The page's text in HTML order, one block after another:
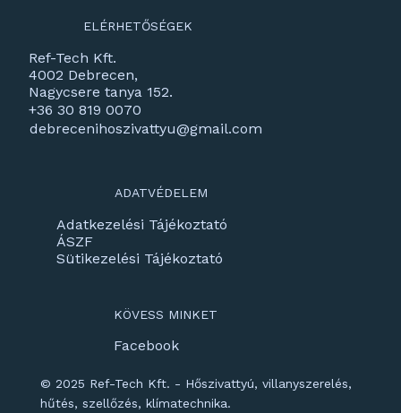
ELÉRHETŐSÉGEK
Ref-Tech Kft.
4002 Debrecen,
Nagycsere tanya 152.
+36 30 819 0070
debrecenihoszivattyu@gmail.com
ADATVÉDELEM
Adatkezelési Tájékoztató
ÁSZF
Sütikezelési Tájékoztató
KÖVESS MINKET
Facebook
© 2025 Ref-Tech Kft. - Hőszivattyú, villanyszerelés,
hűtés, szellőzés, klímatechnika.